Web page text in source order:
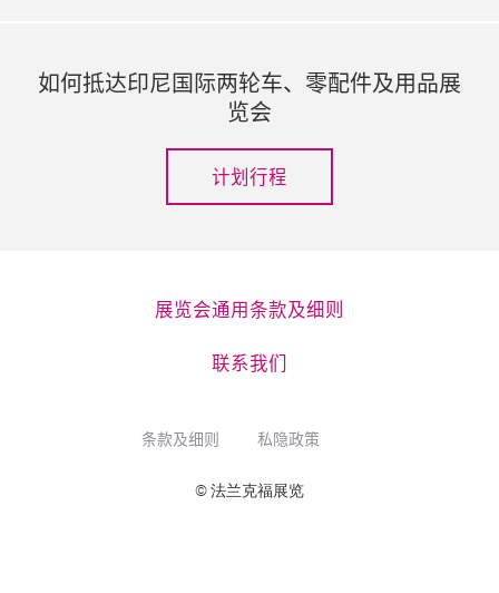
如何抵达印尼国际两轮车、零配件及用品展
览会
计划行程
展览会通用条款及细则
联系我们
条款及细则 私隐政策
© 法兰克福展览